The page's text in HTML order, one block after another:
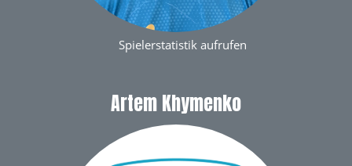
Spielerstatistik aufrufen
Artem Khymenko